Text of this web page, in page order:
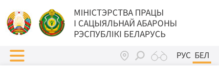
МIНIСТЭРСТВА ПРАЦЫ
I САЦЫЯЛЬНАЙ АБАРОНЫ
РЭСПУБЛІКІ БЕЛАРУСЬ
РУС БЕЛ